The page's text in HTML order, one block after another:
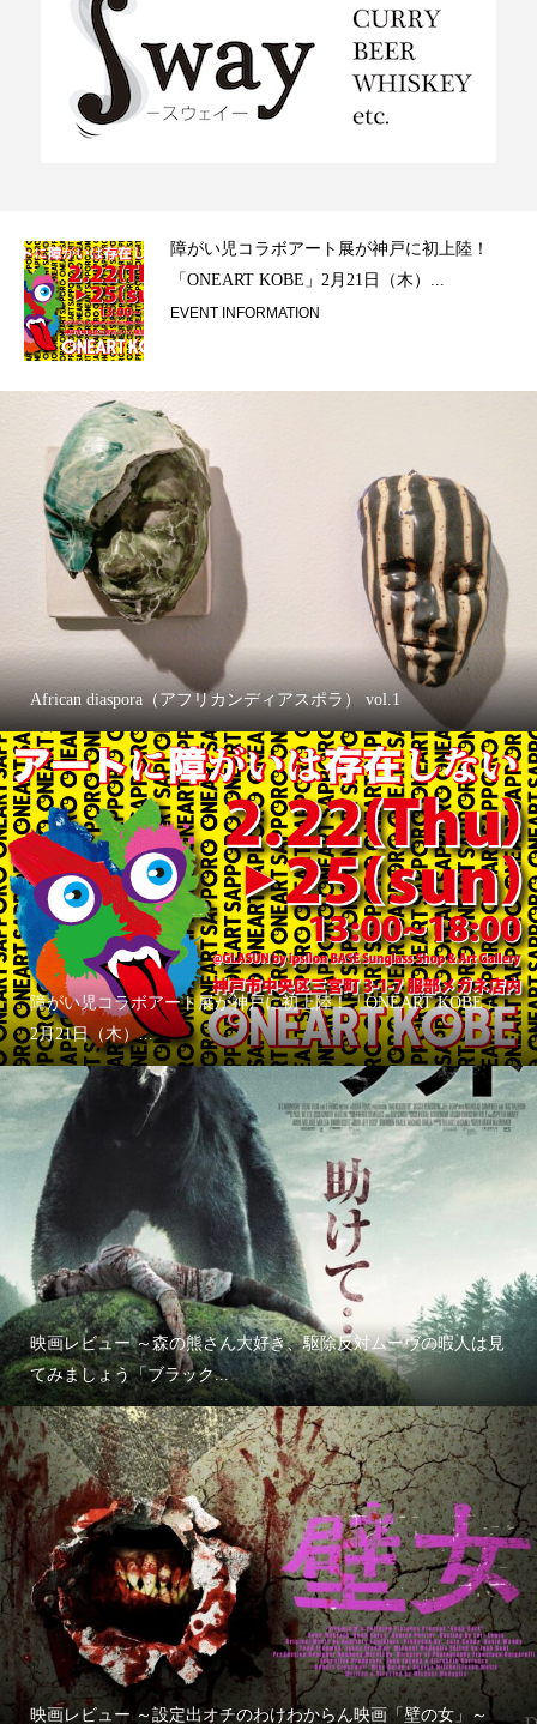
障がい児コラボアート展が神戸に初上陸！
「ONEART KOBE」2月21日（木）...
EVENT INFORMATION
African diaspora（アフリカンディアスポラ） vol.1
障がい児コラボアート展が神戸に初上陸！「ONEART KOBE」
2月21日（木）...
映画レビュー ～森の熊さん大好き、駆除反対ムーヴの暇人は見
てみましょう「ブラック...
映画レビュー ～設定出オチのわけわからん映画「壁の女」～